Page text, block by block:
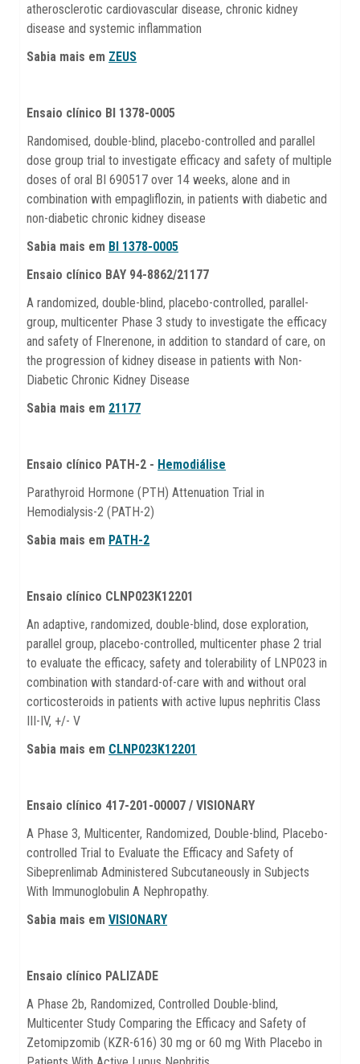
atherosclerotic cardiovascular disease, chronic kidney
disease and systemic inflammation
Sabia mais em ZEUS
Ensaio clínico BI 1378-0005
Randomised, double-blind, placebo-controlled and parallel
dose group trial to investigate efficacy and safety of multiple
doses of oral BI 690517 over 14 weeks, alone and in
combination with empagliflozin, in patients with diabetic and
non-diabetic chronic kidney disease
Sabia mais em BI 1378-0005
Ensaio clínico BAY 94-8862/21177
A randomized, double-blind, placebo-controlled, parallel-
group, multicenter Phase 3 study to investigate the efficacy
and safety of FInerenone, in addition to standard of care, on
the progression of kidney disease in patients with Non-
Diabetic Chronic Kidney Disease
Sabia mais em 21177
Ensaio clínico PATH-2 - Hemodiálise
Parathyroid Hormone (PTH) Attenuation Trial in
Hemodialysis-2 (PATH-2)
Sabia mais em PATH-2
Ensaio clínico CLNP023K12201
An adaptive, randomized, double-blind, dose exploration,
parallel group, placebo-controlled, multicenter phase 2 trial
to evaluate the efficacy, safety and tolerability of LNP023 in
combination with standard-of-care with and without oral
corticosteroids in patients with active lupus nephritis Class
III-IV, +/- V
Sabia mais em CLNP023K12201
Ensaio clínico 417-201-00007 / VISIONARY
A Phase 3, Multicenter, Randomized, Double-blind, Placebo-
controlled Trial to Evaluate the Efficacy and Safety of
Sibeprenlimab Administered Subcutaneously in Subjects
With Immunoglobulin A Nephropathy.
Sabia mais emVISIONARY
Ensaio clínico PALIZADE
A Phase 2b, Randomized, Controlled Double-blind,
Multicenter Study Comparing the Efficacy and Safety of
Zetomipzomib (KZR-616) 30 mg or 60 mg With Placebo in